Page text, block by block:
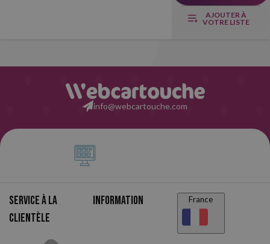
AJOUTER À
VOTRE LISTE
info@webcartouche.com
Service à la
clientèle
Information France